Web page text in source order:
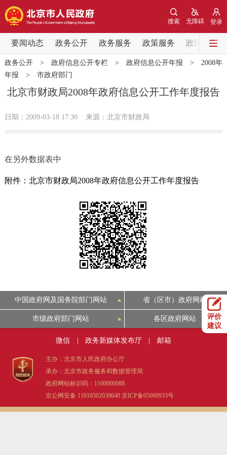
登录
无障碍
搜索
要闻动态 政务公开 政务服务 政策服务 政民互动
要闻动态
党中央精神 国务院信息 中央部委动态
北京要闻 会议信息 部门动态
各区热点
市领导 机构职能 政策服务
政策解读
专题公开
个人服务 法人服务 部门服务
便民服务 利企服务 投资项目
政民互动
政务公开> 政府信息公开专栏> 政府信息公开年报 > 2008年
年报 > 市政府部门
北京市财政局2008年政府信息公开工作年度报告
日期：2009-03-18 17:30 来源：北京市财政局
在另外数据表中
附件：北京市财政局2008年政府信息公开工作年度报告
评价
建议
中国政府网及国务院部门网站 省（区市）政府网站
市级政府部门网站 各区政府网站
微信 政务新媒体发布厅 邮箱
主办：北京市人民政府办公厅
承办：北京市政务服务和数据管理局
政府网站标识码：1100000088
京公网安备 11010502039640 京ICP备05060933号